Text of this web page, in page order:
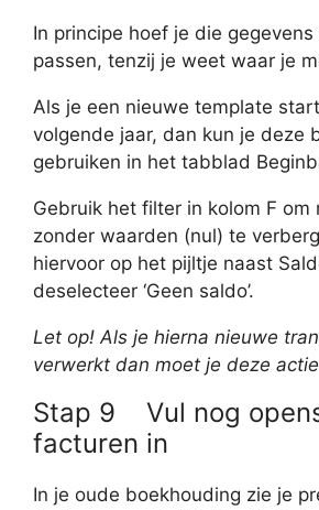
In principe hoef je die
passen, tenzij je weet waar je
Als je een nieuwe template
volgende jaar, dan kun je deze
gebruiken in het tabblad
Gebruik het filter in kolom F om
zonder waarden (nul) te
hiervoor op het pijltje naast
deselecteer ‘Geen saldo’.
Let op! Als je hierna nieuwe
verwerkt dan moet je deze
Stap 9 Vul nog
facturen in
In je oude boekhouding zie je